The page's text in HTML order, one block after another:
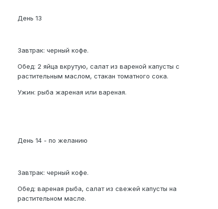
День 13
Завтрак: черный кофе.
Обед: 2 яйца вкрутую, салат из вареной капусты с
растительным маслом, стакан томатного сока.
Ужин: рыба жареная или вареная.
День 14 - по желанию
Завтрак: черный кофе.
Обед: вареная рыба, салат из свежей капусты на
растительном масле.